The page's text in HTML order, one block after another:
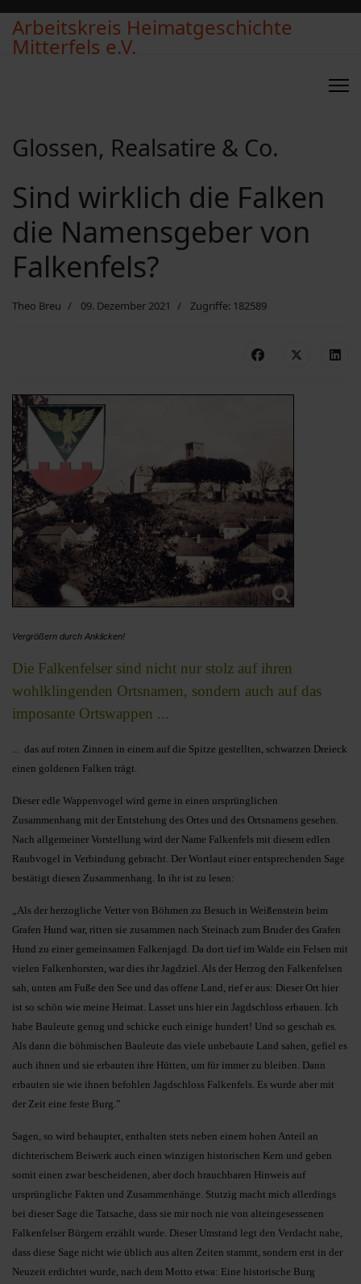
Arbeitskreis Heimatgeschichte
Mitterfels e.V.
Glossen, Realsatire & Co.
Sind wirklich die Falken
die Namensgeber von
Falkenfels?
Theo Breu 09. Dezember 2021 Zugriffe: 182589
Vergrößern durch Anklicken!
Die Falkenfelser sind nicht nur stolz auf ihren
wohlklingenden Ortsnamen, sondern auch auf das
imposante Ortswappen ...
... das auf roten Zinnen in einem auf die Spitze gestellten, schwarzen Dreieck
einen goldenen Falken trägt.
Dieser edle Wappenvogel wird gerne in einen ursprünglichen
Zusammenhang mit der Entstehung des Ortes und des Ortsnamens gesehen.
Nach allgemeiner Vorstellung wird der Name Falkenfels mit diesem edlen
Raubvogel in Verbindung gebracht. Der Wortlaut einer entsprechenden Sage
bestätigt diesen Zusammenhang. In ihr ist zu lesen:
„Als der herzogliche Vetter von Böhmen zu Besuch in Weißenstein beim
Grafen Hund war, ritten sie zusammen nach Steinach zum Bruder des Grafen
Hund zu einer gemeinsamen Falkenjagd. Da dort tief im Walde ein Felsen mit
vielen Falkenhorsten, war dies ihr Jagdziel. Als der Herzog den Falkenfelsen
sah, unten am Fuße den See und das offene Land, rief er aus: Dieser Ort hier
ist so schön wie meine Heimat. Lasset uns hier ein Jagdschloss erbauen. Ich
habe Bauleute genug und schicke euch einige hundert! Und so geschah es.
Als dann die böhmischen Bauleute das viele unbebaute Land sahen, gefiel es
auch ihnen und sie erbauten ihre Hütten, um für immer zu bleiben. Dann
erbauten sie wie ihnen befohlen Jagdschloss Falkenfels. Es wurde aber mit
der Zeit eine feste Burg.”
Sagen, so wird behauptet, enthalten stets neben einem hohen Anteil an
dichterischem Beiwerk auch einen winzigen historischen Kern und geben
somit einen zwar bescheidenen, aber doch brauchbaren Hinweis auf
ursprüngliche Fakten und Zusammenhänge. Stutzig macht mich allerdings
bei dieser Sage die Tatsache, dass sie mir noch nie von alteingesessenen
Falkenfelser Bürgern erzählt wurde. Dieser Umstand legt den Verdacht nahe,
dass diese Sage nicht wie üblich aus alten Zeiten stammt, sondern erst in der
Neuzeit erdichtet wurde, nach dem Motto etwa: Eine historische Burg